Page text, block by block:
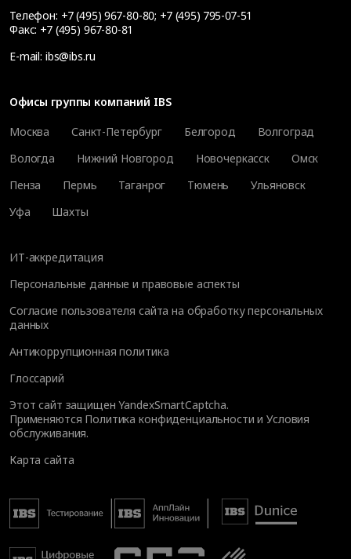
Телефон: +7 (495) 967-80-80; +7 (495) 795-07-51
Факс: +7 (495) 967-80-81
E-mail: ibs@ibs.ru
Офисы группы компаний IBS
Москва
Санкт-Петербург Белгород
Волгоград
Вологда
Нижний Новгород Новочеркасск
Омск
Пенза
Пермь Таганрог Тюмень
Ульяновск
Уфа
Шахты
ИТ-аккредитация
Персональные данные и правовые аспекты
Согласие пользователя сайта на обработку персональных
данных
Антикоррупционная политика
Глоссарий
Этот сайт защищен YandexSmartCaptcha.
Применяются Политика конфиденциальности иУсловия
обслуживания.
Карта сайта